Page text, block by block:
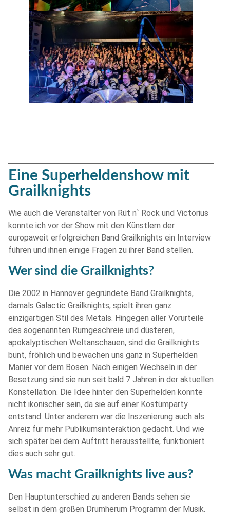
Eine Superheldenshow mit
Grailknights
Wie auch die Veranstalter von Rüt n` Rock und Victorius
konnte ich vor der Show mit den Künstlern der
europaweit erfolgreichen Band Grailknights ein Interview
führen und ihnen einige Fragen zu ihrer Band stellen.
Wer sind die Grailknights?
Die 2002 in Hannover gegründete Band Grailknights,
damals Galactic Grailknights, spielt ihren ganz
einzigartigen Stil des Metals. Hingegen aller Vorurteile
des sogenannten Rumgeschreie und düsteren,
apokalyptischen Weltanschauen, sind die Grailknights
bunt, fröhlich und bewachen uns ganz in Superhelden
Manier vor dem Bösen. Nach einigen Wechseln in der
Besetzung sind sie nun seit bald 7 Jahren in der aktuellen
Konstellation. Die Idee hinter den Superhelden könnte
nicht ikonischer sein, da sie auf einer Kostümparty
entstand. Unter anderem war die Inszenierung auch als
Anreiz für mehr Publikumsinteraktion gedacht. Und wie
sich später bei dem Auftritt herausstellte, funktioniert
dies auch sehr gut.
Was macht Grailknights live aus?
Den Hauptunterschied zu anderen Bands sehen sie
selbst in dem großen Drumherum Programm der Musik.